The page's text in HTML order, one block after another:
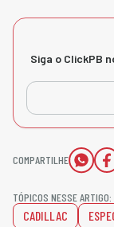
Siga o ClickPB
COMPARTILHE
TÓPICOS NESSE ARTIGO:
CADILLAC